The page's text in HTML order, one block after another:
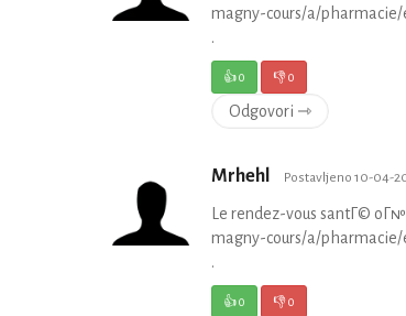
magny-cours/a/
.
👍0 👎0
Odgovori ⇾
Mrhehl Postavljeno 10-04-
Le rendez-vous santГ©
magny-cours/a/
.
👍0 👎0